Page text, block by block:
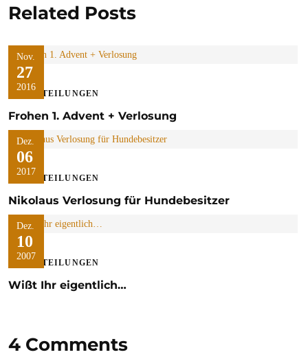
Related Posts
Nov.
27
2016
MITTEILUNGEN
Frohen 1. Advent + Verlosung
Dez.
06
2017
MITTEILUNGEN
Nikolaus Verlosung für Hundebesitzer
Dez.
10
2007
MITTEILUNGEN
Wißt Ihr eigentlich…
4 Comments